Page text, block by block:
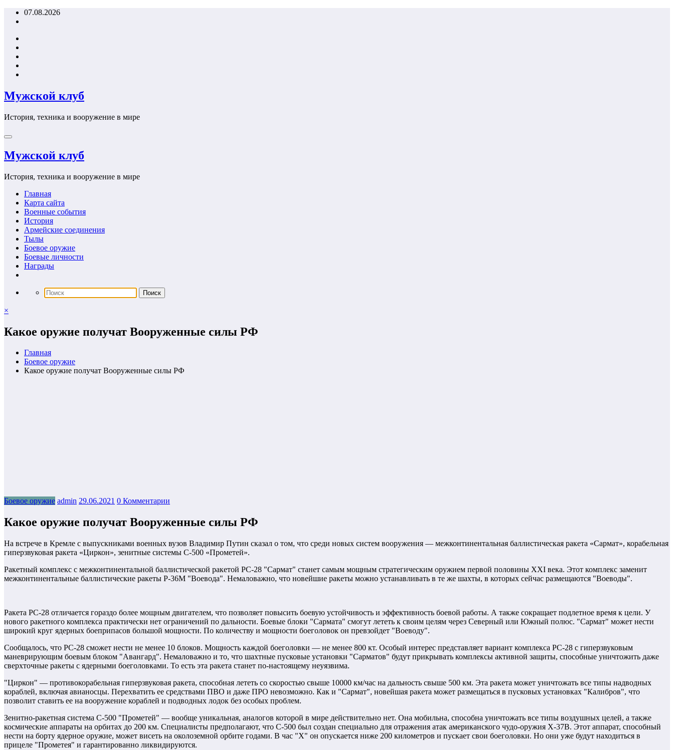
Перейти07.08.2026
Мужской клуб
История, техника и вооружение в мире
Мужской клуб
История, техника и вооружение в мире
Главная
Карта сайта
Военные события
История
Армейские соединения
Тылы
Боевое оружие
Боевые личности
Награды
×
Какое оружие получат Вооруженные силы РФ
Главная
Боевое оружие
Какое оружие получат Вооруженные силы РФ
Боевое оружие admin 29.06.2021 0 Комментарии
Какое оружие получат Вооруженные силы РФ
На встрече в Кремле с выпускниками военных вузов Владимир Путин сказал о том, что среди новых систем вооружения — межконтинентальная баллистическая ракета «Сармат», корабельная
гиперзвуковая ракета «Циркон», зенитные системы С-500 «Прометей».
Ракетный комплекс с межконтинентальной баллистической ракетой РС-28 "Сармат" станет самым мощным стратегическим оружием первой половины ХХI века. Этот комплекс заменит
межконтинентальные баллистические ракеты Р-36М "Воевода". Немаловажно, что новейшие ракеты можно устанавливать в те же шахты, в которых сейчас размещаются "Воеводы".
Ракета РС-28 отличается гораздо более мощным двигателем, что позволяет повысить боевую устойчивость и эффективность боевой работы. А также сокращает подлетное время к цели. У
нового ракетного комплекса практически нет ограничений по дальности. Боевые блоки "Сармата" смогут лететь к своим целям через Северный или Южный полюс. "Сармат" может нести
широкий круг ядерных боеприпасов большой мощности. По количеству и мощности боеголовок он превзойдет "Воеводу".
Сообщалось, что РС-28 сможет нести не менее 10 блоков. Мощность каждой боеголовки — не менее 800 кт. Особый интерес представляет вариант комплекса РС-28 с гиперзвуковым
маневрирующим боевым блоком "Авангард". Немаловажно и то, что шахтные пусковые установки "Сарматов" будут прикрывать комплексы активной защиты, способные уничтожить даже
сверхточные ракеты с ядерными боеголовками. То есть эта ракета станет по-настоящему неуязвима.
"Циркон" — противокорабельная гиперзвуковая ракета, способная лететь со скоростью свыше 10000 км/час на дальность свыше 500 км. Эта ракета может уничтожать все типы надводных
кораблей, включая авианосцы. Перехватить ее средствами ПВО и даже ПРО невозможно. Как и "Сармат", новейшая ракета может размещаться в пусковых установках "Калибров", что
позволит ставить ее на вооружение кораблей и подводных лодок без особых проблем.
Зенитно-ракетная система С-500 "Прометей" — вообще уникальная, аналогов которой в мире действительно нет. Она мобильна, способна уничтожать все типы воздушных целей, а также
космические аппараты на орбитах до 200 км. Специалисты предполагают, что С-500 был создан специально для отражения атак американского чудо-оружия Х-37В. Этот аппарат, способный
нести на борту ядерное оружие, может висеть на околоземной орбите годами. В час "Х" он опускается ниже 200 километров и пускает свои боеголовки. Но они уже будут находиться в
прицеле "Прометея" и гарантированно ликвидируются.